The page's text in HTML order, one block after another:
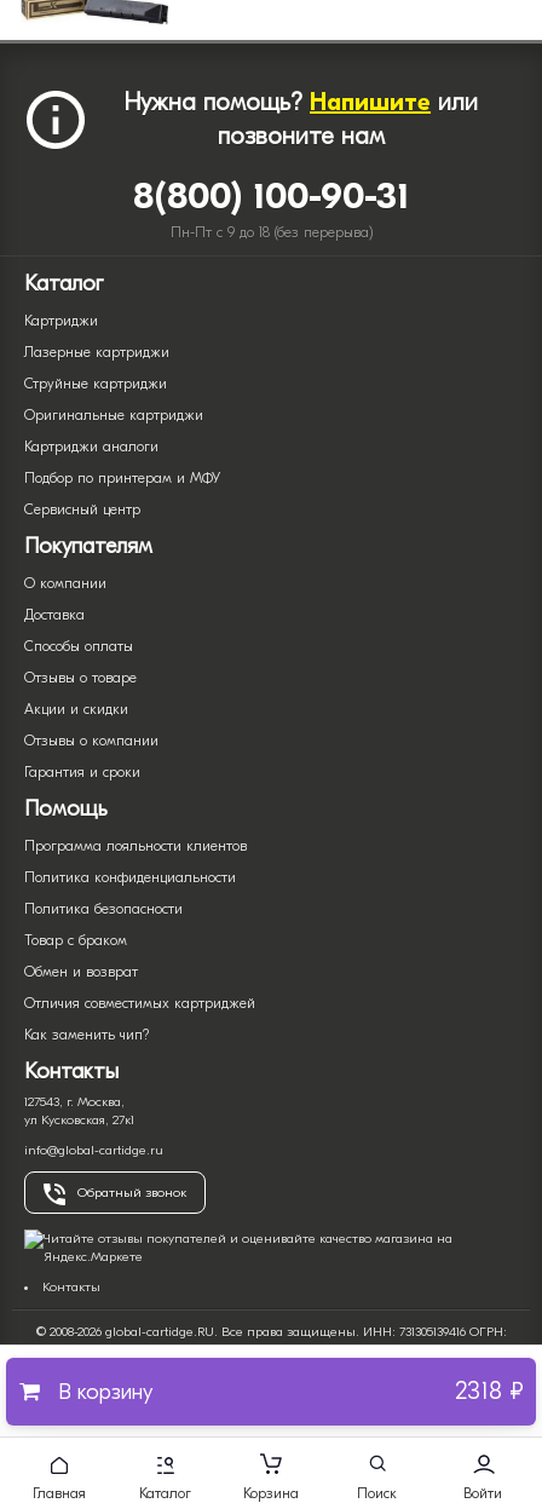
2318 ₽
В корзину
Нужна помощь? Напишите или
позвоните нам
8(800) 100-90-31
Пн-Пт с 9 до 18 (без перерыва)
Каталог
Картриджи
Лазерные картриджи
Струйные картриджи
Оригинальные картриджи
Картриджи аналоги
Подбор по принтерам и МФУ
Сервисный центр
Покупателям
О компании
Доставка
Способы оплаты
Отзывы о товаре
Акции и скидки
Отзывы о компании
Гарантия и сроки
Помощь
Программа лояльности клиентов
Политика конфиденциальности
Политика безопасности
Товар с браком
Обмен и возврат
Отличия совместимых картриджей
Как заменить чип?
Контакты
127543, г. Москва,
ул Кусковская, 27к1
info@global-cartidge.ru
Обратный звонок
Контакты
© 2008-2026 global-cartidge.RU. Все права защищены. ИНН: 731305139416 ОГРН:
322732500017266. Интернет-магазин продажи расходных материалов для оргтехники
Все имена и торговые марки являются собственностью их владельцев и
используются только с целью описания продукта. Вся информация на сайте носит
справочный характер и ни при каких условиях не является публичной офертой,
определяемой положениями Статьи 437 Гражданского кодекса Российской
Федерации. Информация о товарах, их характеристиках и комплектации, а также
ценах, может как содержать ошибки, так и быть изменена производителем без
предварительного уведомления.
Главная Каталог Корзина Поиск Войти